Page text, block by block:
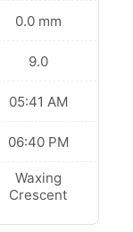
0.0 mm
9.0
05:41 AM
06:40 PM
Waxing
Crescent